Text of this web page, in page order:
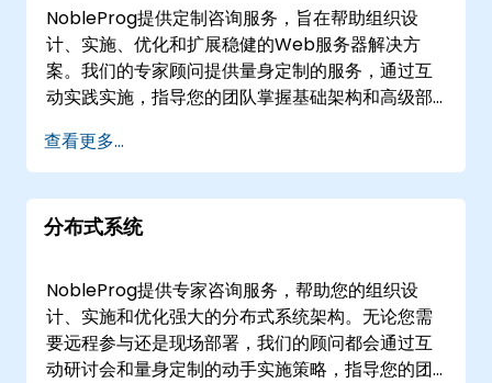
NobleProg提供定制咨询服务，旨在帮助组织设
计、实施、优化和扩展稳健的Web服务器解决方
案。我们的专家顾问提供量身定制的服务，通过互
动实践实施，指导您的团队掌握基础架构和高级部
议。远程会议通过安全的交互式远程桌面环境进
行，使我们的专家能够直接在你的基础设施中工
作。线下会议可在的客户场所或NobleProg在的企
业中心进行。 NobleProg -- 您的本地咨询合作伙
查看更多...
分布式系统
NobleProg提供专家咨询服务，帮助您的组织设
计、实施和优化强大的分布式系统架构。无论您需
要远程参与还是现场部署，我们的顾问都会通过互
动研讨会和量身定制的动手实施策略，指导您的团